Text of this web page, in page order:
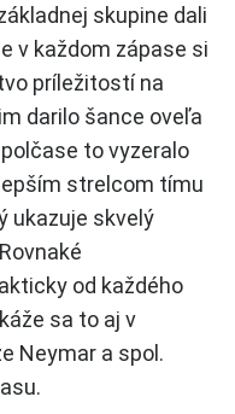
skupine dali
v každom zápase si
príležitostí na
darilo šance oveľa
to vyzeralo
strelcom tímu
ukazuje skvelý
od každého
sa to aj v
Neymar a spol.